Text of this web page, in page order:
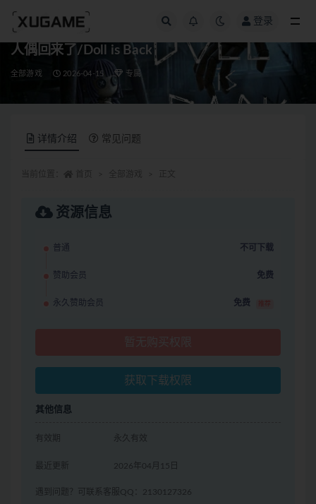
登录
人偶回来了/Doll is Back
全部游戏 2026-04-15 专属
详情介绍 常见问题
资源信息
普通 不可下载
赞助会员 免费
永久赞助会员 免费 推荐
获取下载权限
其他信息
有效期 永久有效
最近更新 2026年04月15日
遇到问题？可联系客服QQ：2130127326